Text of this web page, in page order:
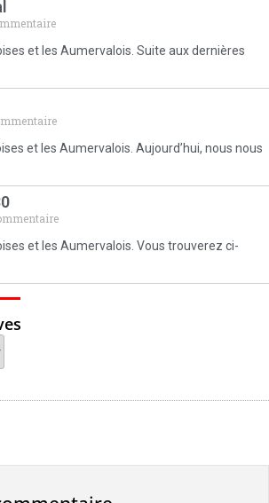
et les Aumervalois. Suite aux dernières
et les Aumervalois. Aujourd’hui, nous nous
et les Aumervalois. Vous trouverez ci-